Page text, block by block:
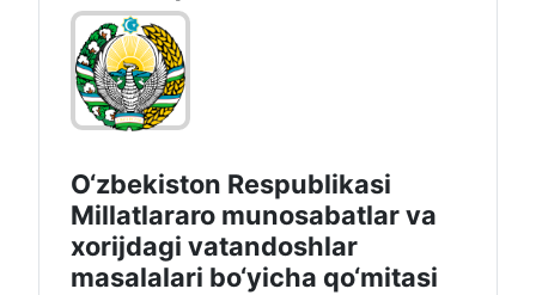
O‘zbekiston Respublikasi
Millatlararo munosabatlar va
xorijdagi vatandoshlar
masalalari bo‘yicha qo‘mitasi